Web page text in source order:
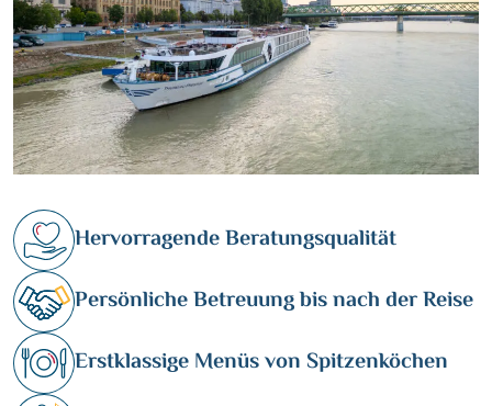
Hervorragende Beratungsqualität
Persönliche Betreuung bis nach der Reise
Erstklassige Menüs von Spitzenköchen